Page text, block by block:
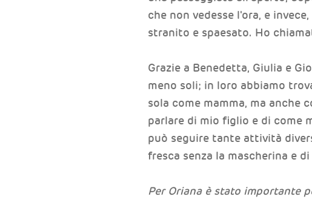
che non vedesse l'ora, e
stranito e spaesato. Ho
Grazie a Benedetta, Giulia e
meno soli; in loro abbiamo
sola come mamma, ma anche
parlare di mio figlio e di come
può seguire tante attività
fresca senza la mascherina e
Per Oriana è stato importante